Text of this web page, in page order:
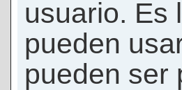
usuario. Es
pueden
pueden ser